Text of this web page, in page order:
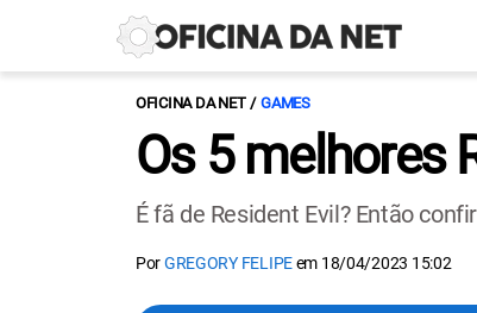
OFICINA DA NET GAMES
Os 5 melhores
É fã de Resident Evil? Então
PorGREGORY FELIPEem 18/04/2023 15:02